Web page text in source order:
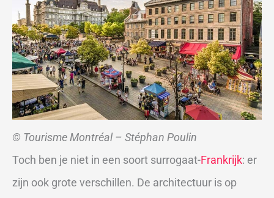
© Tourisme Montréal – Stéphan Poulin
Toch ben je niet in een soort surrogaat-Frankrijk: er
zijn ook grote verschillen. De architectuur is op